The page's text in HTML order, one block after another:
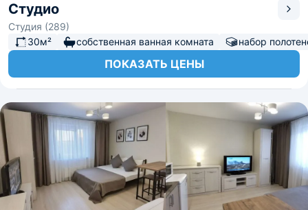
Студио
Студия (289)
30м²
собственная ванная комната набор
ПОКАЗАТЬ ЦЕНЫ